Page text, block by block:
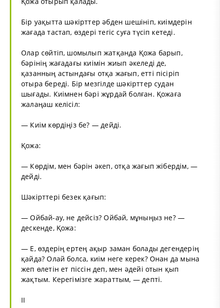
Бір уақытта шәкірттер әбден шешініп, киімдерін
жағада тастап, өздері тегіс суға түсіп кетеді.
Олар сөйтіп, шомылып жатқанда Қожа барып,
бәрінің жағадағы киімін жиып әкеледі де,
қазанның астындағы отқа жағып, етті пісіріп
отыра береді. Бір мезгілде шәкірттер судан
шығады. Киімнен бәрі жұрдай болған. Қожаға
жалаңаш келісіл:
— Киім көрдіңіз бе? — дейді.
Қожа:
— Көрдім, мен бәрін әкеп, отқа жағып жібердім, —
дейді.
Шәкірттері безек қағып:
— Ойбай-ау, не дейсіз? Ойбай, мұныңыз не? —
дескенде, Қожа:
— Е, өздерің ертең ақыр заман болады дегендерің
қайда? Олай болса, киім неге керек? Онан да мына
жеп өлетін ет піссін деп, мен әдейі отын қып
жақтым. Керегімізге жараттым, — депті.
ІІ